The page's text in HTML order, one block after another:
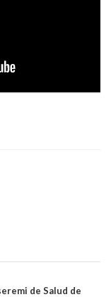
de Salud de